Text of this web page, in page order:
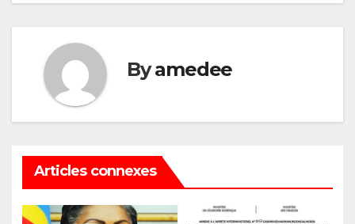
Byamedee
Articles connexes